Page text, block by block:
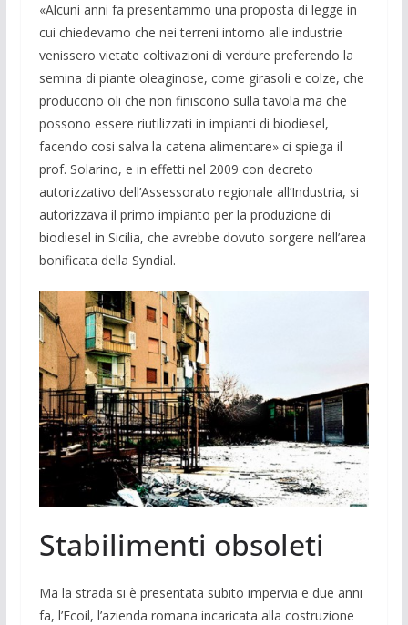
«Alcuni anni fa presentammo una pro­posta di legge in
cui chiedevamo che nei terreni intorno alle industrie
venissero vietate coltivazioni di verdure preferendo la
semina di piante oleaginose, come gi­rasoli e colze, che
producono oli che non finiscono sulla tavola ma che
possono es­sere riutilizzati in impianti di biodiesel,
facendo cosi salva la catena alimentare» ci spiega il
prof. Solarino, e in effetti nel 2009 con decreto
autorizzativo dell’Assessorato regionale all’Industria, si
autorizzava il primo impianto per la produzione di
biodiesel in Sicilia, che avrebbe dovuto sorgere nell’area
bonifi­cata della Syndial.
Stabilimenti obsoleti
Ma la strada si è presentata subito im­pervia e due anni
fa, l’Ecoil, l’azienda romana incaricata alla costruzione